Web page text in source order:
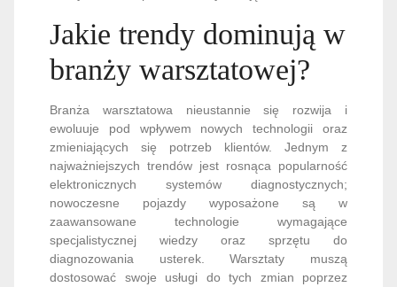
Jakie trendy dominują w
branży warsztatowej?
Branża warsztatowa nieustannie się rozwija i
ewoluuje pod wpływem nowych technologii oraz
zmieniających się potrzeb klientów. Jednym z
najważniejszych trendów jest rosnąca popularność
elektronicznych systemów diagnostycznych;
nowoczesne pojazdy wyposażone są w
zaawansowane technologie wymagające
specjalistycznej wiedzy oraz sprzętu do
diagnozowania usterek. Warsztaty muszą
dostosować swoje usługi do tych zmian poprzez